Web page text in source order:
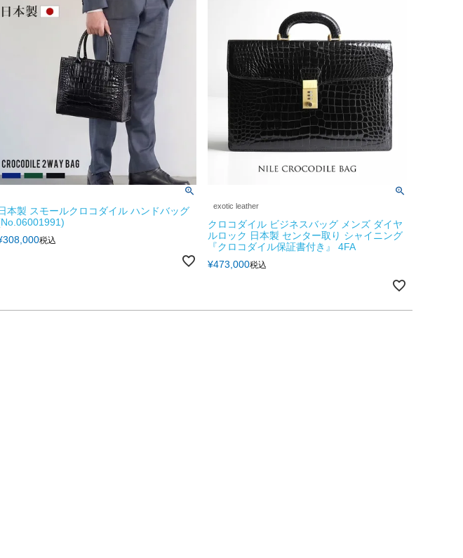
本製 スモールクロコダイル ハンドバッグ
308,000税込
exotic leather
クロコダイル ビジネスバッグ メンズ ダイヤ
ルロック 日本製 センター取り シャイニング
『クロコダイル保証書付き』 4FA
¥473,000税込